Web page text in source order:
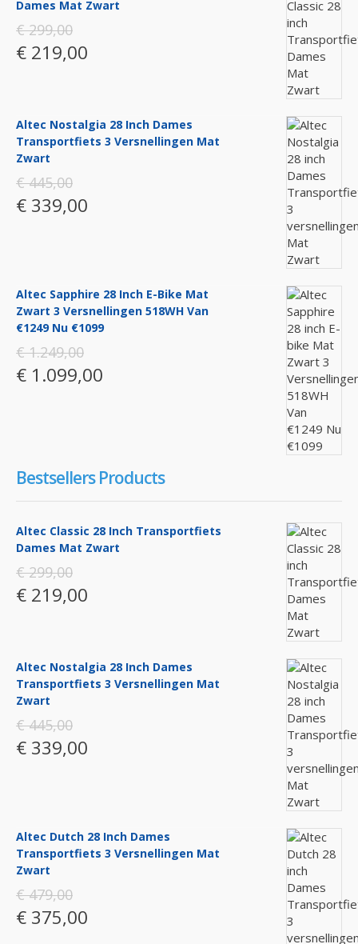
Dames Mat Zwart
€ 299,00
€ 219,00
Altec Nostalgia 28 Inch Dames
Transportfiets 3 Versnellingen Mat
Zwart
€ 445,00
€ 339,00
Altec Sapphire 28 Inch E-Bike Mat
Zwart 3 Versnellingen 518WH Van
€1249 Nu €1099
€ 1.249,00
€ 1.099,00
Bestsellers Products
Altec Classic 28 Inch Transportfiets
Dames Mat Zwart
€ 299,00
€ 219,00
Altec Nostalgia 28 Inch Dames
Transportfiets 3 Versnellingen Mat
Zwart
€ 445,00
€ 339,00
Altec Dutch 28 Inch Dames
Transportfiets 3 Versnellingen Mat
Zwart
€ 479,00
€ 375,00